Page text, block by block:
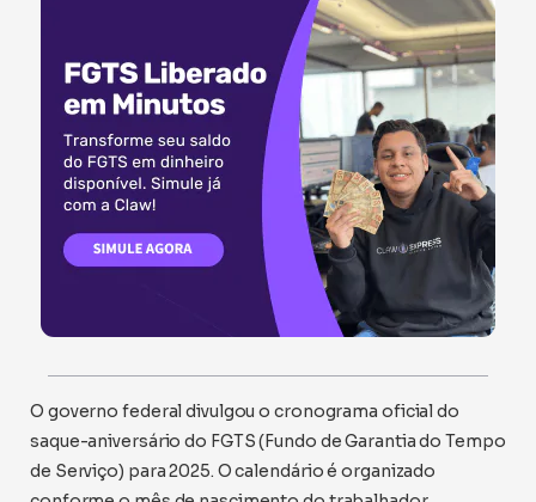
O governo federal divulgou o cronograma oficial do
saque-aniversário do FGTS (Fundo de Garantia do Tempo
de Serviço) para 2025. O calendário é organizado